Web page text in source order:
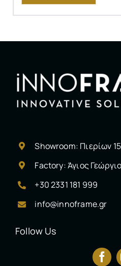
Showroom: Πιερίων
Factory: Άγιος
+30 2331 181 999
info@innoframe.gr
Follow Us